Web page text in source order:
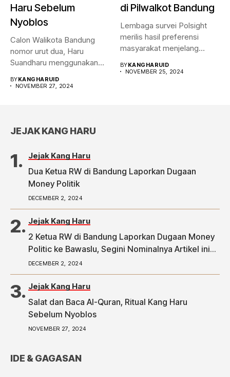
Haru Sebelum
Nyoblos
Calon Walikota Bandung
nomor urut dua, Haru
Suandharu menggunakan
BYKANGHARUID
NOVEMBER 27, 2024
di Pilwalkot Bandung
Lembaga survei Polsight
merilis hasil preferensi
masyarakat menjelang
Hasilnya,...
BYKANGHARUID
NOVEMBER 25, 2024
JEJAK KANG HARU
Jejak Kang Haru
Dua Ketua RW di Bandung Laporkan Dugaan
Money Politik
DECEMBER 2, 2024
Jejak Kang Haru
2 Ketua RW di Bandung Laporkan Dugaan Money
Politic ke Bawaslu, Segini Nominalnya Artikel ini
telah tayang di Tribunpriangan.com dengan judul
2 Ketua RW di Bandung Laporkan Dugaan Money
Politic ke Bawaslu, Segini Nominalnya,
https://priangan.tribunnews.com/2024/11/30/2-
ketua-rw-di-bandung-laporkan-dugaan-money-
DECEMBER 2, 2024
Jejak Kang Haru
Salat dan Baca Al-Quran, Ritual Kang Haru
Sebelum Nyoblos
NOVEMBER 27, 2024
IDE & GAGASAN